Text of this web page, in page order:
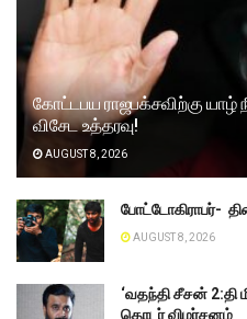
கோட்டபய ராஜபக்சவிற்கு யாழ்
விசேட உத்தரவு!
AUGUST 8, 2026
போட்டோகிராபர்-
AUGUST 8, 2026
‘வதந்தி சீசன்
தொடர் விமர்சனம்